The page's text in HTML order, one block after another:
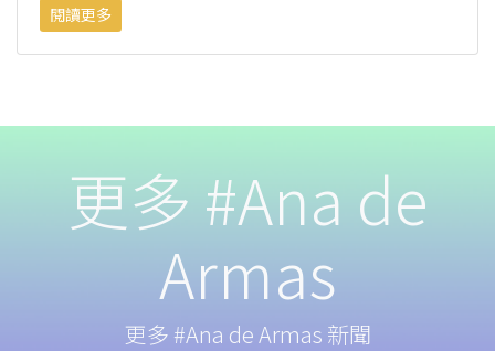
閱讀更多
更多 #Ana de
Armas
更多 #Ana de Armas 新聞